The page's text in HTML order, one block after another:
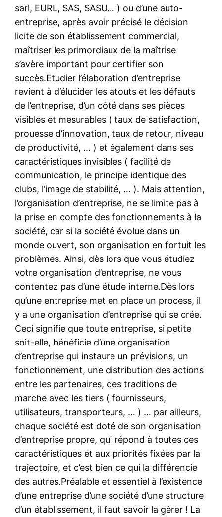
sarl, EURL, SAS, SASU… ) ou d’une auto-
entreprise, après avoir précisé le décision
licite de son établissement commercial,
maîtriser les primordiaux de la maîtrise
s’avère important pour certifier son
succès.Etudier l’élaboration d’entreprise
revient à d’élucider les atouts et les défauts
de l’entreprise, d’un côté dans ses pièces
visibles et mesurables ( taux de satisfaction,
prouesse d’innovation, taux de retour, niveau
de productivité, … ) et également dans ses
caractéristiques invisibles ( facilité de
communication, le principe identique des
clubs, l’image de stabilité, … ). Mais attention,
l’organisation d’entreprise, ne se limite pas à
la prise en compte des fonctionnements à la
société, car si la société évolue dans un
monde ouvert, son organisation en fortuit les
problèmes. Ainsi, dès lors que vous étudiez
votre organisation d’entreprise, ne vous
contentez pas d’une étude interne.Dès lors
qu’une entreprise met en place un process, il
y a une organisation d’entreprise qui se crée.
Ceci signifie que toute entreprise, si petite
soit-elle, bénéficie d’une organisation
d’entreprise qui instaure un prévisions, un
fonctionnement, une distribution des actions
entre les partenaires, des traditions de
marche avec les tiers ( fournisseurs,
utilisateurs, transporteurs, … ) … par ailleurs,
chaque société est doté de son organisation
d’entreprise propre, qui répond à toutes ces
caractéristiques et aux priorités fixées par la
trajectoire, et c’est bien ce qui la différencie
des autres.Préalable et essentiel à l’existence
d’une entreprise d’une société d’une structure
d’un établissement, il faut savoir la gérer ! La